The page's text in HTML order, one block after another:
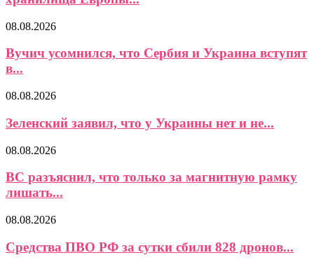
08.08.2026
Вучич усомнился, что Сербия и Украина вступят
в...
08.08.2026
Зеленский заявил, что у Украины нет и не...
08.08.2026
ВС разъяснил, что только за магнитную рамку
лишать...
08.08.2026
Средства ПВО РФ за сутки сбили 828 дронов...